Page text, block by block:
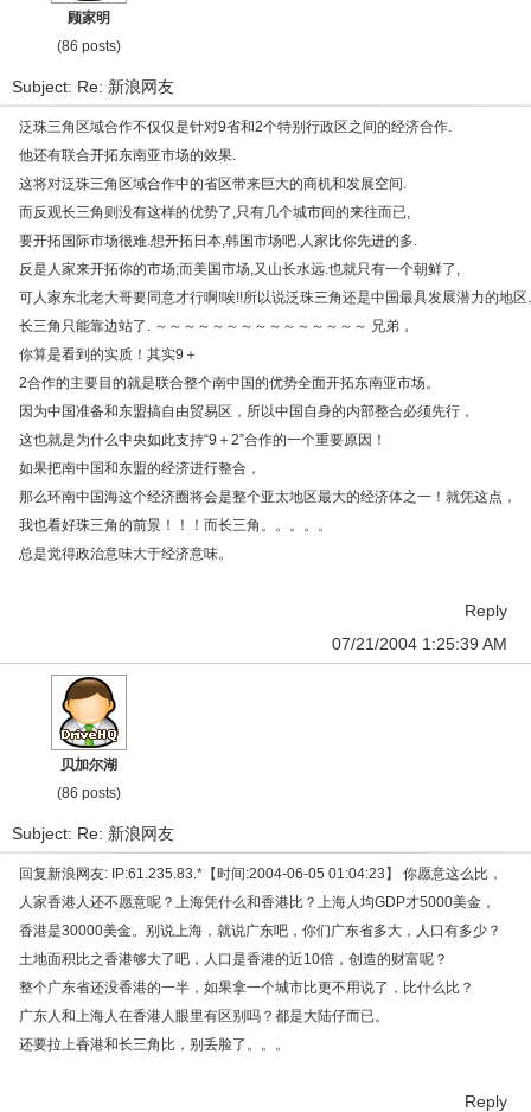
顾家明
(86 posts)
Subject: Re: 新浪网友
泛珠三角区域合作不仅仅是针对9省和2个特别行政区之间的经济合作.
他还有联合开拓东南亚市场的效果.
这将对泛珠三角区域合作中的省区带来巨大的商机和发展空间.
而反观长三角则没有这样的优势了,只有几个城市间的来往而已,
要开拓国际市场很难.想开拓日本,韩国市场吧.人家比你先进的多.
反是人家来开拓你的市场;而美国市场,又山长水远.也就只有一个朝鲜了,
可人家东北老大哥要同意才行啊!唉!!所以说泛珠三角还是中国最具发展潜力的地区.
长三角只能靠边站了. ～～～～～～～～～～～～～～～ 兄弟，
你算是看到的实质！其实9＋
2合作的主要目的就是联合整个南中国的优势全面开拓东南亚市场。
因为中国准备和东盟搞自由贸易区，所以中国自身的内部整合必须先行，
这也就是为什么中央如此支持“9＋2”合作的一个重要原因！
如果把南中国和东盟的经济进行整合，
那么环南中国海这个经济圈将会是整个亚太地区最大的经济体之一！就凭这点，
我也看好珠三角的前景！！！而长三角。。。。。
总是觉得政治意味大于经济意味。
Reply
07/21/2004 1:25:39 AM
贝加尔湖
(86 posts)
Subject: Re: 新浪网友
回复新浪网友: IP:61.235.83.*【时间:2004-06-05 01:04:23】 你愿意这么比，
人家香港人还不愿意呢？上海凭什么和香港比？上海人均GDP才5000美金，
香港是30000美金。别说上海，就说广东吧，你们广东省多大，人口有多少？
土地面积比之香港够大了吧，人口是香港的近10倍，创造的财富呢？
整个广东省还没香港的一半，如果拿一个城市比更不用说了，比什么比？
广东人和上海人在香港人眼里有区别吗？都是大陆仔而已。
还要拉上香港和长三角比，别丢脸了。。。
Reply